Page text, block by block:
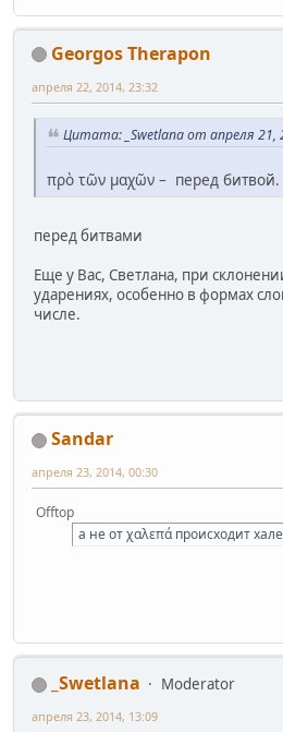
Georgos Therapon
апреля 22, 2014, 23:32
Цитата: _Swetlana от апреля 21,
πρὸ τῶν μαχῶν – перед битвой.
перед битвами
Еще у Вас, Светлана, при
ударениях, особенно в формах
числе.
Sandar
апреля 23, 2014, 00:30
Offtop
а не от χαλεπά происходит
_Swetlana
Moderator
апреля 23, 2014, 13:09